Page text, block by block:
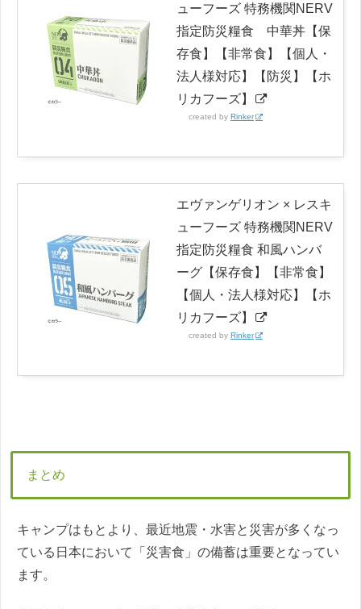
ューフーズ 特務機関NERV
指定防災糧食 中華丼【保
存食】【非常食】【個人・
法人様対応】【防災】【ホ
リカフーズ】
created by Rinker
エヴァンゲリオン × レスキ
ューフーズ 特務機関NERV
指定防災糧食 和風ハンバ
ーグ【保存食】【非常食】
【個人・法人様対応】【ホ
リカフーズ】
created by Rinker
まとめ
キャンプはもとより、最近地震・水害と災害が多くなっ
ている日本において「災害食」の備蓄は重要となってい
ます。